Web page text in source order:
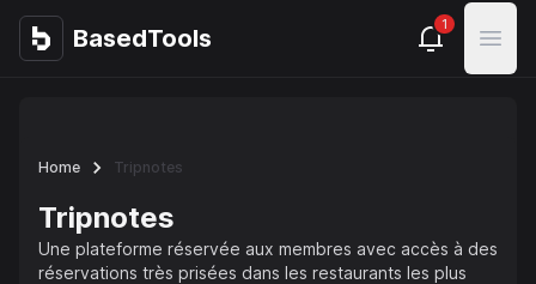
BasedTools
BasedTools 1
Open
Home Tripnotes
Tripnotes
Une plateforme réservée aux membres avec accès à des
réservations très prisées dans les restaurants les plus